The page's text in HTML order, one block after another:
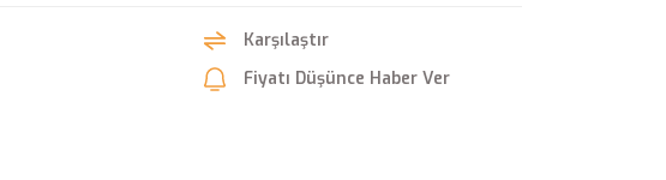
Karşılaştır
Fiyatı Düşünce Haber Ver